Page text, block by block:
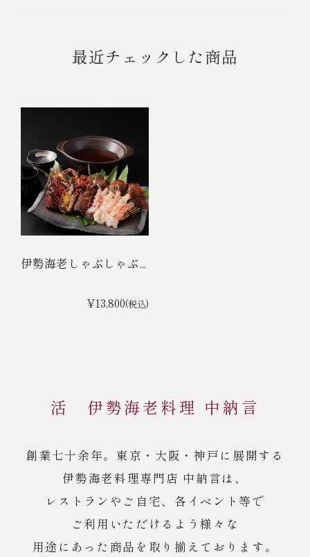
最近チェックした商品
伊勢海老しゃぶしゃぶ...
¥13,800(税込)
活 伊勢海老料理 中納言
創業七十余年。東京・大阪・神戸に展開する
伊勢海老料理専門店 中納言は、
レストランやご自宅、各イベント等で
ご利用いただけるよう様々な
用途にあった商品を取り揃えております。